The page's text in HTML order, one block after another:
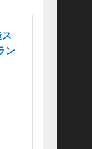
ン